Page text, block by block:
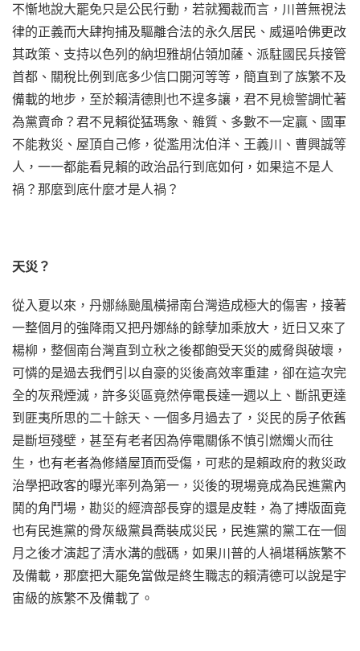
不慚地說大罷免只是公民行動，若就獨裁而言，川普無視法
律的正義而大肆拘捕及驅離合法的永久居民、威逼哈佛更改
其政策、支持以色列的納坦雅胡佔領加薩、派駐國民兵接管
首都、關稅比例到底多少信口開河等等，簡直到了族繁不及
備載的地步，至於賴清德則也不遑多讓，君不見檢警調忙著
為黨賣命？君不見賴從猛瑪象、雜質、多數不一定贏、國軍
不能救災、屋頂自己修，從濫用沈伯洋、王義川、曹興誠等
人，一一都能看見賴的政治品行到底如何，如果這不是人
禍？那麼到底什麼才是人禍？
天災？
從入夏以來，丹娜絲颱風橫掃南台灣造成極大的傷害，接著
一整個月的強降雨又把丹娜絲的餘孽加乘放大，近日又來了
楊柳，整個南台灣直到立秋之後都飽受天災的威脅與破壞，
可憐的是過去我們引以自豪的災後高效率重建，卻在這次完
全的灰飛煙滅，許多災區竟然停電長達一週以上、斷訊更達
到匪夷所思的二十餘天、一個多月過去了，災民的房子依舊
是斷垣殘壁，甚至有老者因為停電關係不慎引燃燭火而往
生，也有老者為修繕屋頂而受傷，可悲的是賴政府的救災政
治學把政客的曝光率列為第一，災後的現場竟成為民進黨內
鬨的角鬥場，勘災的經濟部長穿的還是皮鞋，為了搏版面竟
也有民進黨的骨灰級黨員喬裝成災民，民進黨的黨工在一個
月之後才演起了清水溝的戲碼，如果川普的人禍堪稱族繁不
及備載，那麼把大罷免當做是終生職志的賴清德可以說是宇
宙級的族繁不及備載了。